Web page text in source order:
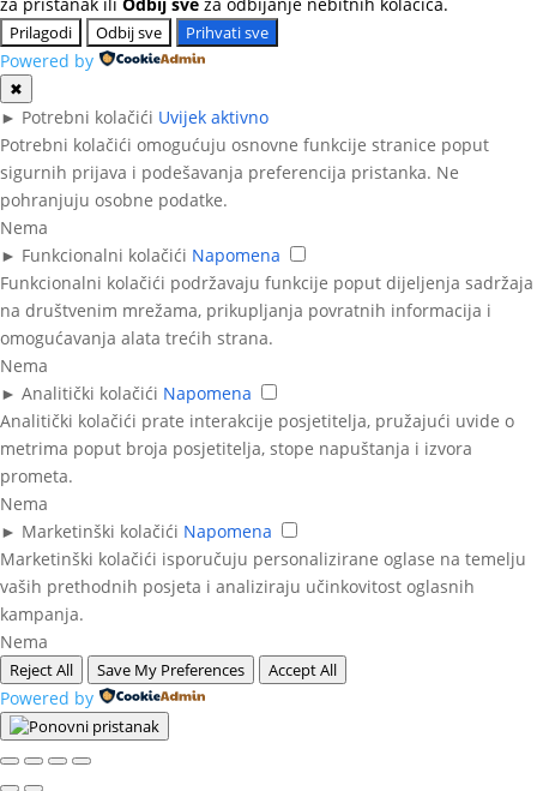
Prilagodi Odbij sve Prihvati sve
Powered by
✖
► Potrebni kolačići Uvijek aktivno
Potrebni kolačići omogućuju osnovne funkcije stranice poput
sigurnih prijava i podešavanja preferencija pristanka. Ne
pohranjuju osobne podatke.
Nema
► Funkcionalni kolačići Napomena
Funkcionalni kolačići podržavaju funkcije poput dijeljenja sadržaja
na društvenim mrežama, prikupljanja povratnih informacija i
omogućavanja alata trećih strana.
Nema
► Analitički kolačići Napomena
Analitički kolačići prate interakcije posjetitelja, pružajući uvide o
metrima poput broja posjetitelja, stope napuštanja i izvora
prometa.
Nema
► Marketinški kolačići Napomena
Marketinški kolačići isporučuju personalizirane oglase na temelju
vaših prethodnih posjeta i analiziraju učinkovitost oglasnih
kampanja.
Nema
Reject All Save My Preferences Accept All
Powered by